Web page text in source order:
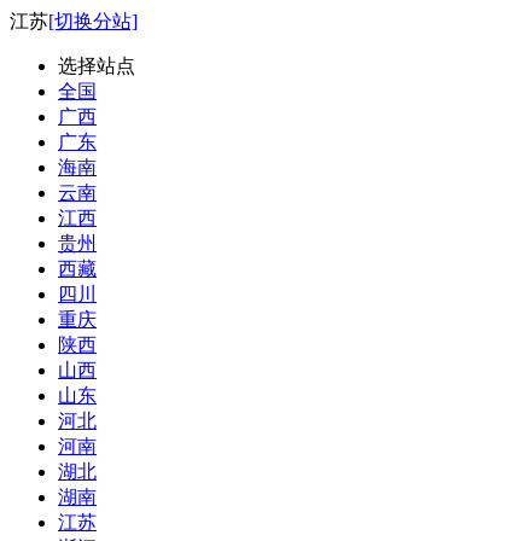
江苏[切换分站]
选择站点
全国
广西
广东
海南
云南
江西
贵州
西藏
四川
重庆
陕西
山西
山东
河北
河南
湖北
湖南
江苏